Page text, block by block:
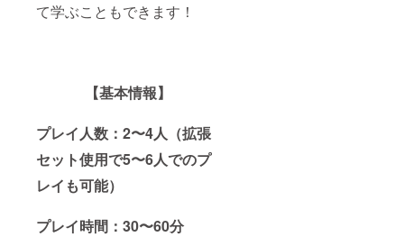
て学ぶこともできます！
【基本情報】
プレイ人数：2〜4人（拡張
セット使用で5〜6人でのプ
レイも可能）
プレイ時間：30〜60分